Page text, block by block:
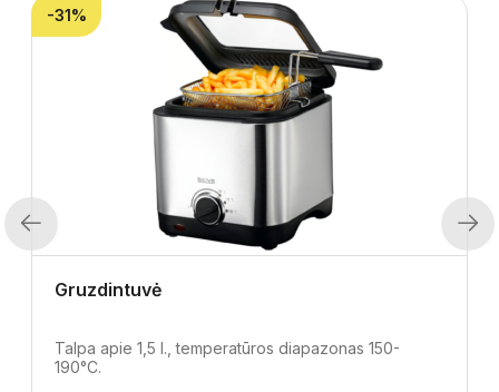
Previous
-31%
Gruzdintuvė
Talpa apie 1,5 l., temperatūros diapazonas 150-
190°C.
Next